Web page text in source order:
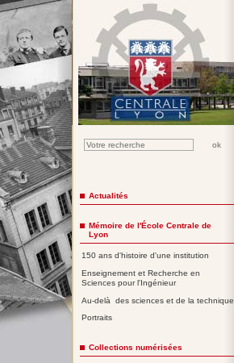
Actualités
Mémoire de l'École Centrale de
Lyon
150 ans d'histoire d'une institution
Enseignement et Recherche en
Sciences pour l'Ingénieur
Au-delà des sciences et de la technique
Portraits
Collections numérisées